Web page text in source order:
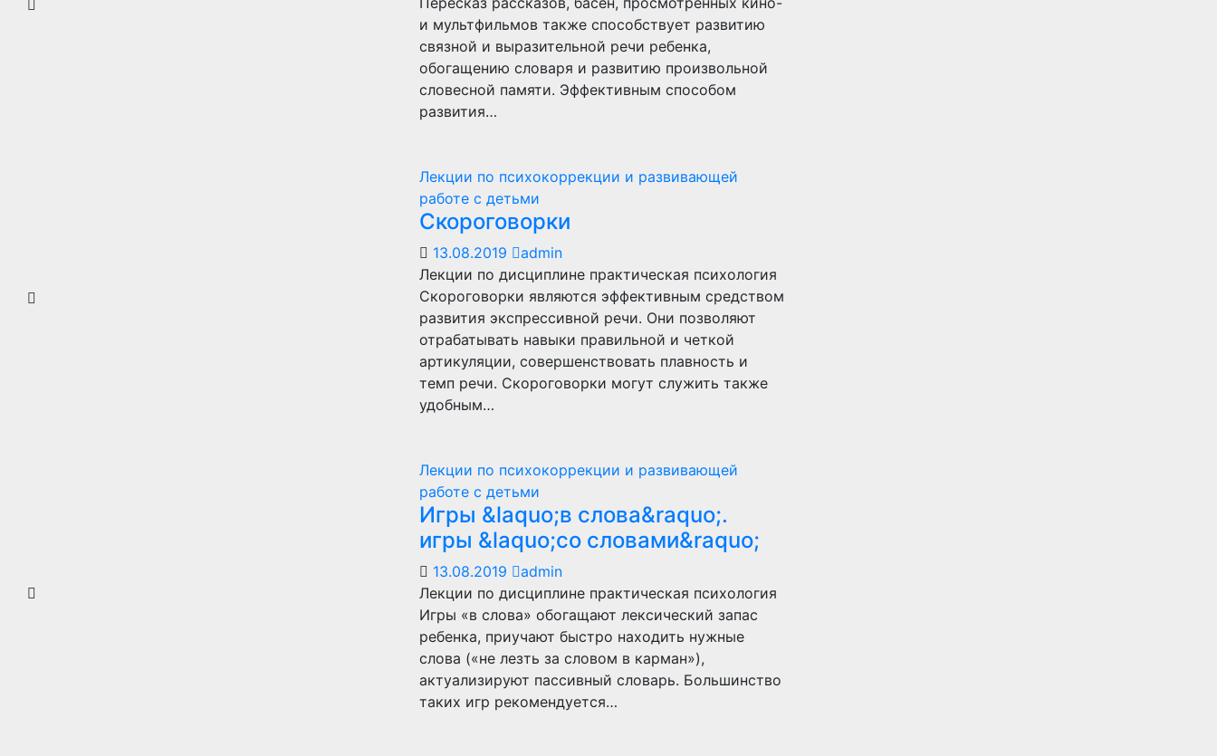
и мультфильмов также способствует развитию
связной и выразительной речи ребенка,
обогащению словаря и развитию произвольной
словесной памяти. Эффективным способом
развития…
Лекции по психокоррекции и развивающей
работе с детьми
Скороговорки
13.08.2019
admin
Лекции по дисциплине практическая психология
Скороговорки являются эффективным средством
развития экспрессивной речи. Они позволяют
отрабатывать навыки правильной и четкой
артикуляции, совершенствовать плавность и
темп речи. Скороговорки могут служить также
удобным…
Лекции по психокоррекции и развивающей
работе с детьми
Игры &laquo;в слова&raquo;.
игры &laquo;со словами&raquo;
13.08.2019
admin
Лекции по дисциплине практическая психология
Игры «в слова» обогащают лексический запас
ребенка, приучают быстро находить нужные
слова («не лезть за словом в карман»),
актуализируют пассивный словарь. Большинство
таких игр рекомендуется…